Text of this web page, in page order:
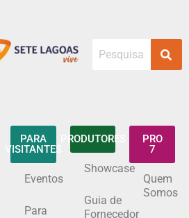
PARA
VISITANTES
Eventos
Para
PRODUTORES
Showcase
Guia de
Fornecedor
PRO
7
Quem
Somos